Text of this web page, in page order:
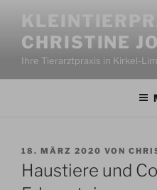
Inhalt
springenCHRISTINE
Ihre Tierarztpraxis in Kirkel-
VERÖFFENTLICHT
AM
18. MÄRZ 2020 VON
Haustiere und